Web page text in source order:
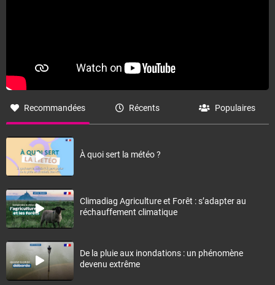
Recommandées Récents Populaires
À quoi sert la météo ?
Climadiag Agriculture et Forêt : s’adapter au
réchauffement climatique
De la pluie aux inondations : un phénomène
devenu extrême